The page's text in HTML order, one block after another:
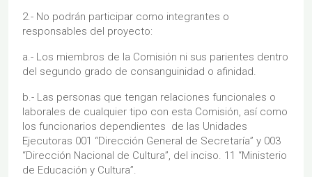
2.- No podrán participar como integrantes o
responsables del proyecto:
a.- Los miembros de la Comisión ni sus parientes dentro
del segundo grado de consanguinidad o afinidad.
b.- Las personas que tengan relaciones funcionales o
laborales de cualquier tipo con esta Comisión, así como
los funcionarios dependientes de las Unidades
Ejecutoras 001 “Dirección General de Secretaría” y 003
“Dirección Nacional de Cultura”, del inciso. 11 “Ministerio
de Educación y Cultura”.